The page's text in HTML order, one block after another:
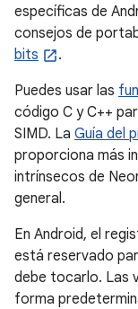
específicas de
consejos de
bits
.
Puedes usar las
código C y C++
SIMD. La Guía del
proporciona más
intrínsecos de
general.
En Android, el
está reservado
debe tocarlo. Las
forma